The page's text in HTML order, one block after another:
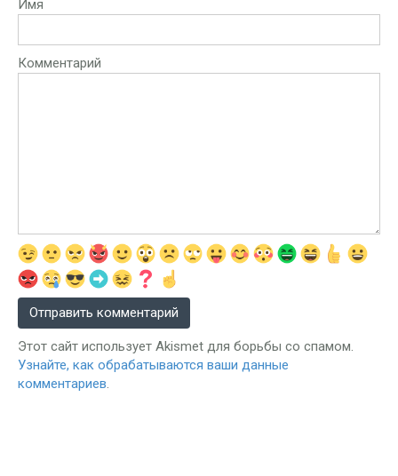
Имя
Комментарий
Этот сайт использует Akismet для борьбы со спамом.
Узнайте, как обрабатываются ваши данные
комментариев.